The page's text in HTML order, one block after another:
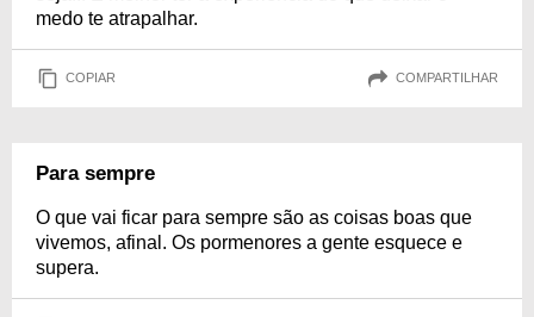
medo te atrapalhar.
COPIAR COMPARTILHAR
Para sempre
O que vai ficar para sempre são as coisas boas que
vivemos, afinal. Os pormenores a gente esquece e
supera.